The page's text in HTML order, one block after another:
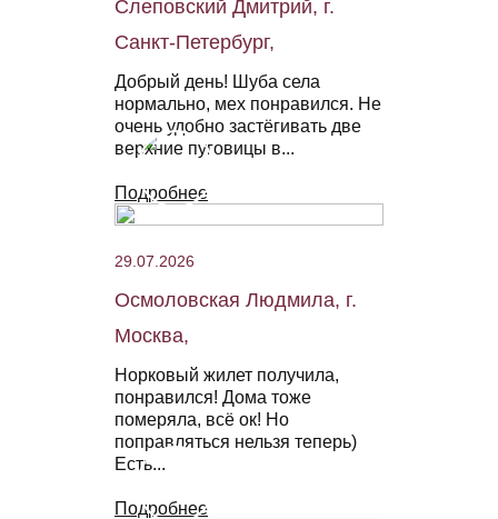
Слеповский Дмитрий, г.
Санкт-Петербург,
Добрый день! Шуба села
нормально, мех понравился. Не
очень удобно застёгивать две
верхние пуговицы в...
Подробнее
29.07.2026
Осмоловская Людмила, г.
Москва,
Норковый жилет получила,
понравился! Дома тоже
померяла, всё ок! Но
поправляться нельзя теперь)
Есть...
Подробнее